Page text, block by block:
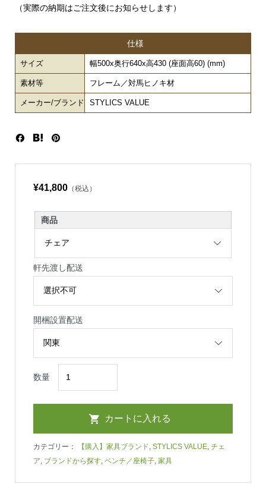
（実際の納期はご注文後にお知らせします）
仕様
サイズ 幅500x奥行640x高430 (座面高60) (mm)
素材等 フレーム／対馬ヒノキ材
メーカー/ブランド STYLICS VALUE
¥41,800（税込）
商品
軒先渡し配送
開梱設置配送
数量
カテゴリー： 【購入】家具ブランド, STYLICS VALUE, チェ
ア, ブランドから探す, ベンチ／座椅子, 家具